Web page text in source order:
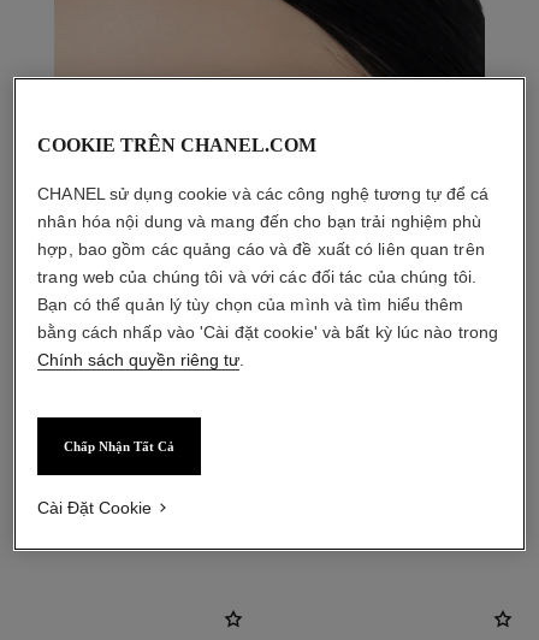
COOKIE TRÊN CHANEL.COM
CHANEL sử dụng cookie và các công nghệ tương tự để cá
nhân hóa nội dung và mang đến cho bạn trải nghiệm phù
hợp, bao gồm các quảng cáo và đề xuất có liên quan trên
trang web của chúng tôi và với các đối tác của chúng tôi.
Bạn có thể quản lý tùy chọn của mình và tìm hiểu thêm
bằng cách nhấp vào 'Cài đặt cookie' và bất kỳ lúc nào trong
Chính sách quyền riêng tư
Chấp Nhận Tất Cả
Cài Đặt Cookie